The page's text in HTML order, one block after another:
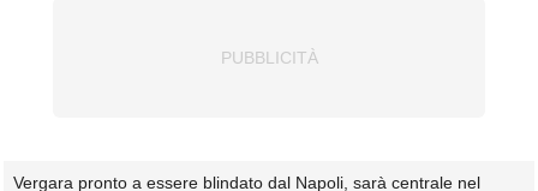
Vergara pronto a essere blindato dal Napoli, sarà centrale nel